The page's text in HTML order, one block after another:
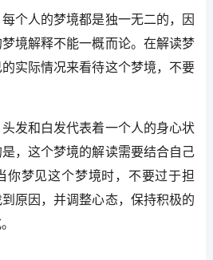
个人的梦境都是独一无二的，因
境解释不能一概而论。在解读梦
实际情况来看待这个梦境，不要
发和白发代表着一个人的身心状
，这个梦境的解读需要结合自己
你梦见这个梦境时，不要过于担
原因，并调整心态，保持积极的